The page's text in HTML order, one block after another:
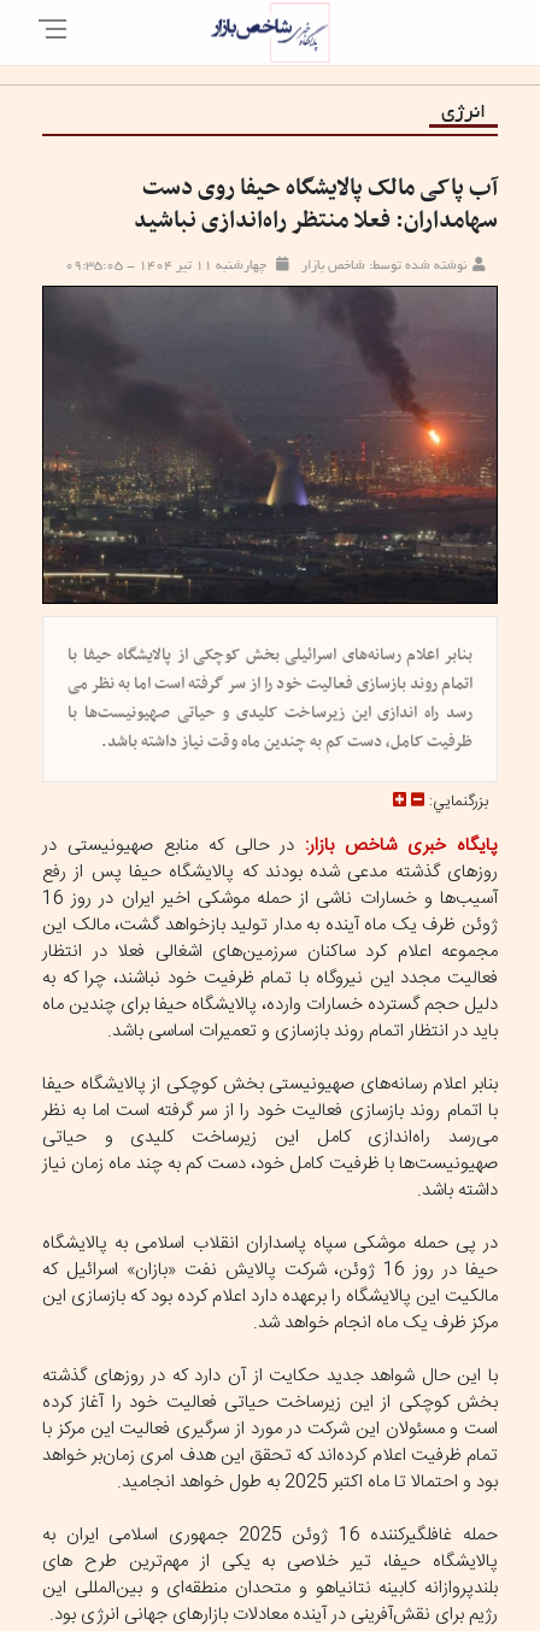
انرژی
آب پاکی مالک پالایشگاه حیفا روی دست
سهامداران: فعلا منتظر راه‌اندازی نباشید
نوشته شده توسط: شاخص بازار چهارشنبه ۱۱ تیر ۱۴۰۴ - ۰۹:۳۵:۰۵
بنابر اعلام رسانه‌های اسرائیلی بخش کوچکی از پالایشگاه حیفا با
اتمام روند بازسازی فعالیت خود را از سر گرفته است اما به نظر می
رسد راه اندازی این زیرساخت کلیدی و حیاتی صهیونیست‌ها با
ظرفیت کامل، دست کم به چندین ماه وقت نیاز داشته باشد.
بزرگنمايي:
پایگاه خبری شاخص بازار: در حالی که منابع صهیونیستی در
روزهای گذشته مدعی شده بودند که پالایشگاه حیفا پس از رفع
آسیب‌ها و خسارات ناشی از حمله موشکی اخیر ایران در روز 16
ژوئن ظرف یک ماه آینده به مدار تولید بازخواهد گشت، مالک این
مجموعه اعلام کرد ساکنان سرزمین‌های اشغالی فعلا در انتظار
فعالیت مجدد این نیروگاه با تمام ظرفیت خود نباشند، چرا که به
دلیل حجم گسترده خسارات وارده، پالایشگاه حیفا برای چندین ماه
باید در انتظار اتمام روند بازسازی و تعمیرات اساسی باشد.
بنابر اعلام رسانه‌های صهیونیستی بخش کوچکی از پالایشگاه حیفا
با اتمام روند بازسازی فعالیت خود را از سر گرفته است اما به نظر
می‌رسد راه‌اندازی کامل این زیرساخت کلیدی و حیاتی
صهیونیست‌ها با ظرفیت کامل خود، دست کم به چند ماه زمان نیاز
داشته باشد.
در پی حمله موشکی سپاه پاسداران انقلاب اسلامی به پالایشگاه
حیفا در روز 16 ژوئن، شرکت پالایش نفت «بازان» اسرائیل که
مالکیت این پالایشگاه را برعهده دارد اعلام کرده بود که بازسازی این
مرکز ظرف یک ماه انجام خواهد شد.
با این حال شواهد جدید حکایت از آن دارد که در روزهای گذشته
بخش کوچکی از این زیرساخت حیاتی فعالیت خود را ‌آغاز کرده
است و مسئولان این شرکت در مورد از سرگیری فعالیت این مرکز با
تمام ظرفیت اعلام کرده‌اند که تحقق این هدف امری زمان‌بر خواهد
بود و احتمالا تا ماه اکتبر 2025 به طول خواهد انجامید.
حمله غافلگیرکننده 16 ژوئن 2025 جمهوری اسلامی ایران به
پالایشگاه حیفا، تیر خلاصی به یکی از مهم‌ترین طرح ‌های
بلندپروازانه کابینه نتانیاهو و متحدان منطقه‌ای و بین‌المللی این
رژیم برای نقش‌آفرینی در آینده معادلات بازارهای جهانی انرژی بود.